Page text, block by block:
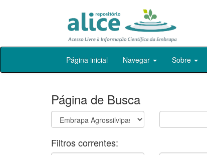
Skip
Página inicial Navegar Sobre
Página de Busca
Filtros correntes: